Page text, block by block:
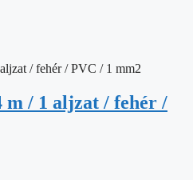
m / 1 aljzat / fehér /